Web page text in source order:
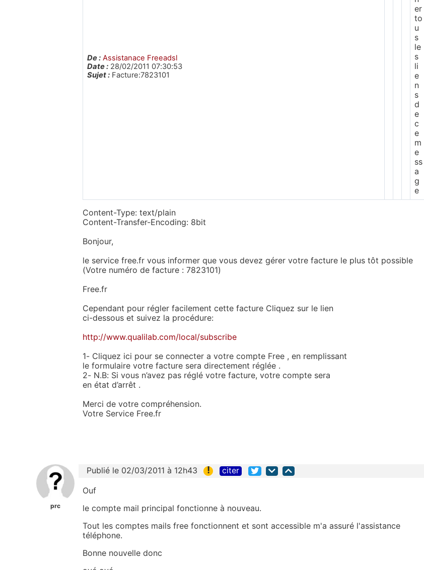
De : Assistanace Freeadsl
Date : 28/02/2011 07:30:53
Sujet : Facture:7823101
Content-Type: text/plain
Content-Transfer-Encoding: 8bit
Bonjour,
le service free.fr vous informer que vous devez gérer votre facture le plus tôt possible
(Votre numéro de facture : 7823101)
Free.fr
Cependant pour régler facilement cette facture Cliquez sur le lien
ci-dessous et suivez la procédure:
http://www.qualilab.com/local/subscribe
1- Cliquez ici pour se connecter a votre compte Free , en remplissant
le formulaire votre facture sera directement réglée .
2- N.B: Si vous n’avez pas réglé votre facture, votre compte sera
en état d’arrêt .
Merci de votre compréhension.
Votre Service Free.fr
prc
Publié le 02/03/2011 à 12h43 ! citer
Ouf
le compte mail principal fonctionne à nouveau.
Tout les comptes mails free fonctionnent et sont accessible m'a assuré l'assistance
téléphone.
Bonne nouvelle donc